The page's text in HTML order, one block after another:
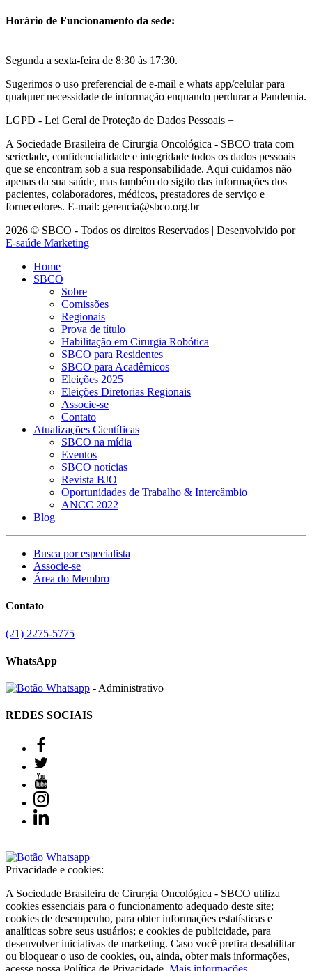
Horário de Funcionamento da sede:
Segunda a sexta-feira de 8:30 às 17:30.
Sugerimos o uso preferencial de e-mail e whats app/celular para
qualquer necessidade de informação enquando perdurar a Pandemia.
LGPD - Lei Geral de Proteção de Dados Pessoais +
A Sociedade Brasileira de Cirurgia Oncológica - SBCO trata com
seriedade, confidencialidade e integridade todos os dados pessoais
que se encontram sob a sua responsabilidade. Aqui cuidamos não
apenas da sua saúde, mas também do sigilo das informações dos
pacientes, colaboradores, médicos, prestadores de serviço e
fornecedores. E-mail: gerencia@sbco.org.br
2026 © SBCO - Todos os direitos Reservados | Desenvolvido por
E-saúde Marketing
Home
SBCO
Sobre
Comissões
Regionais
Prova de título
Habilitação em Cirurgia Robótica
SBCO para Residentes
SBCO para Acadêmicos
Eleições 2025
Eleições Diretorias Regionais
Associe-se
Contato
Atualizações Científicas
SBCO na mídia
Eventos
SBCO notícias
Revista BJO
Oportunidades de Trabalho & Intercâmbio
ANCC 2022
Blog
Busca por especialista
Associe-se
Área do Membro
Contato
(21) 2275-5775
WhatsApp
- Administrativo
REDES SOCIAIS
Privacidade e cookies:
A Sociedade Brasileira de Cirurgia Oncológica - SBCO utiliza
cookies essenciais para o funcionamento adequado deste site;
cookies de desempenho, para obter informações estatísticas e
analíticas sobre seus usuários; e cookies de publicidade, para
desenvolver iniciativas de marketing. Caso você prefira desabilitar
ou bloquear o uso de cookies, ou, ainda, obter mais informações,
acesse nossa Política de Privacidade. Mais informações